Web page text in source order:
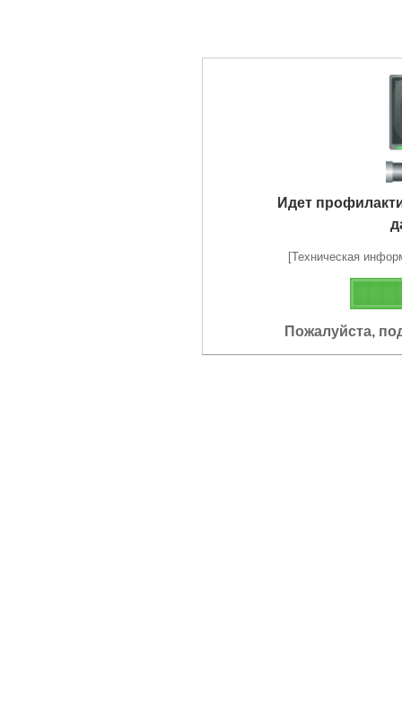
Идет
[Техническая
Пожалуйста,